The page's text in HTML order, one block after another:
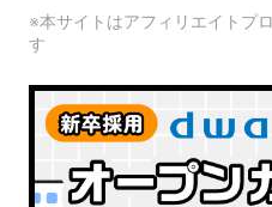
※本サイトはアフィリエイトプ
す